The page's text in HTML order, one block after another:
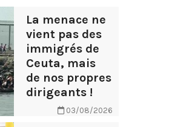
La menace ne
vient pas des
immigrés de
Ceuta, mais
de nos propres
dirigeants !
03/08/2026